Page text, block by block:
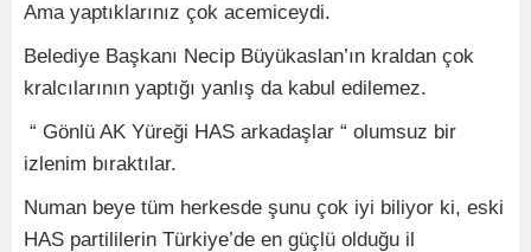
Ama yaptıklarınız çok acemiceydi.
Belediye Başkanı Necip Büyükaslan’ın kraldan çok
kralcılarının yaptığı yanlış da kabul edilemez.
“ Gönlü AK Yüreği HAS arkadaşlar “ olumsuz bir
izlenim bıraktılar.
Numan beye tüm herkesde şunu çok iyi biliyor ki, eski
HAS partililerin Türkiye’de en güçlü olduğu il